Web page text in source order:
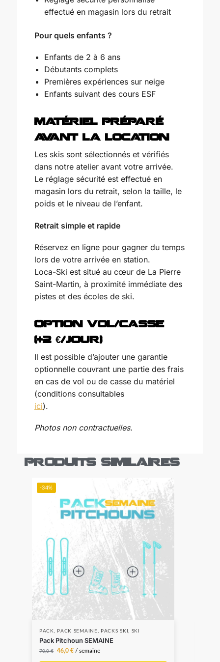
effectué en magasin lors du retrait
Pour quels enfants ?
Enfants de 2 à 6 ans
Débutants complets
Premières expériences sur neige
Enfants suivant des cours ESF
Matériel préparé
avant la location
Les skis sont sélectionnés et vérifiés
dans notre atelier avant votre arrivée.
Le réglage sécurité est effectué en
magasin lors du retrait, selon la taille, le
poids et le niveau de l’enfant.
Retrait simple et rapide
Réservez en ligne pour gagner du temps
lors de votre arrivée en station.
Loca-Ski est situé au cœur de La Pierre
Saint-Martin, à proximité immédiate des
pistes et des écoles de ski.
Option vol/casse
(+2 €/jour)
Il est possible d’ajouter une garantie
optionnelle couvrant une partie des frais
en cas de vol ou de casse du matériel
(conditions consultables
ici).
Photos non contractuelles.
Produits similaires
-34%
PACK PACK SEMAINE PACKS SKI SKI
Pack Pitchoun SEMAINE
70,0€ 46,0 € / semaine